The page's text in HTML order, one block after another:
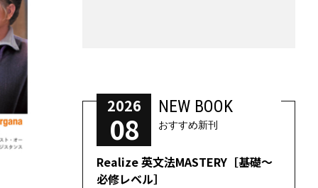
2026
08
NEW BOOK
おすすめ新刊
Realize 英文法MASTERY［基礎～
必修レベル］